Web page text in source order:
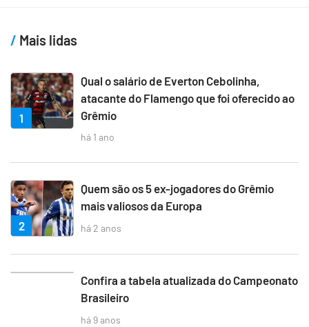
Mais lidas
1
Qual o salário de Everton Cebolinha,
atacante do Flamengo que foi oferecido ao
Grêmio
há 1 ano
2
Quem são os 5 ex-jogadores do Grêmio
mais valiosos da Europa
há 2 anos
Confira a tabela atualizada do Campeonato
Brasileiro
há 9 anos